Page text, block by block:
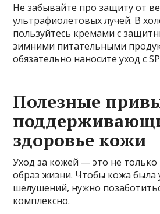
Не забывайте про защиту от
ультрафиолетовых лучей. В
пользуйтесь кремами с
зимними питательными
обязательно наносите уход с
Полезные
здоровье кожи
Уход за кожей — это не только
образ жизни. Чтобы кожа была
шелушений, нужно
комплексно.